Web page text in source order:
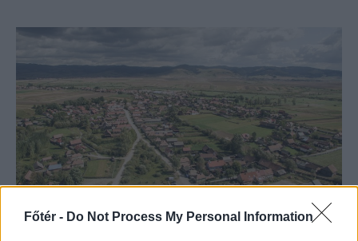
Főtér - Do Not Process My Personal Information